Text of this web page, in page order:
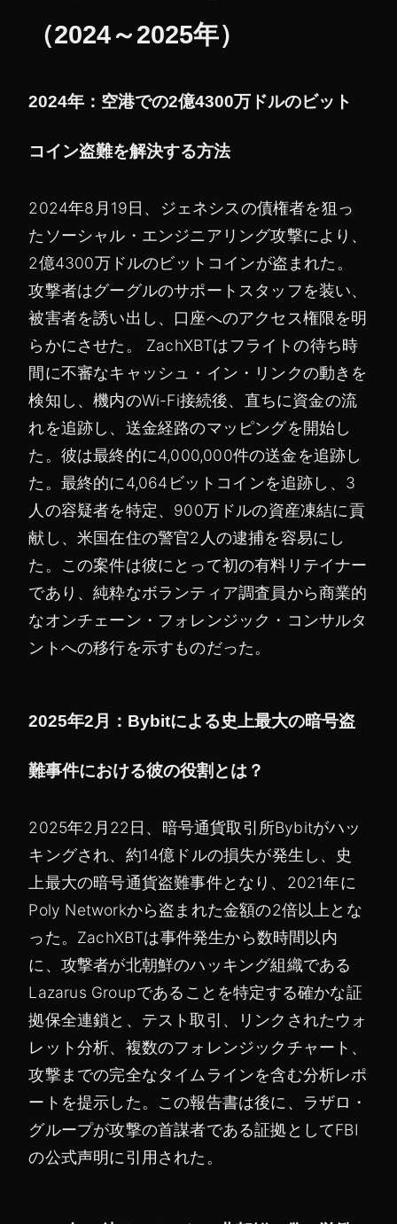
（2024～2025年）
2024年：空港での2億4300万ドルのビット
コイン盗難を解決する方法
2024年8月19日、ジェネシスの債権者を狙っ
たソーシャル・エンジニアリング攻撃により、
2億4300万ドルのビットコインが盗まれた。
攻撃者はグーグルのサポートスタッフを装い、
被害者を誘い出し、口座へのアクセス権限を明
らかにさせた。 ZachXBTはフライトの待ち時
間に不審なキャッシュ・イン・リンクの動きを
検知し、機内のWi-Fi接続後、直ちに資金の流
れを追跡し、送金経路のマッピングを開始し
た。彼は最終的に4,000,000件の送金を追跡し
た。最終的に4,064ビットコインを追跡し、3
人の容疑者を特定、900万ドルの資産凍結に貢
献し、米国在住の警官2人の逮捕を容易にし
た。この案件は彼にとって初の有料リテイナー
であり、純粋なボランティア調査員から商業的
なオンチェーン・フォレンジック・コンサルタ
ントへの移行を示すものだった。
2025年2月：Bybitによる史上最大の暗号盗
難事件における彼の役割とは？
2025年2月22日、暗号通貨取引所Bybitがハッ
キングされ、約14億ドルの損失が発生し、史
上最大の暗号通貨盗難事件となり、2021年に
Poly Networkから盗まれた金額の2倍以上とな
った。ZachXBTは事件発生から数時間以内
に、攻撃者が北朝鮮のハッキング組織である
Lazarus Groupであることを特定する確かな証
拠保全連鎖と、テスト取引、リンクされたウォ
レット分析、複数のフォレンジックチャート、
攻撃までの完全なタイムラインを含む分析レポ
ートを提示した。この報告書は後に、ラザロ・
グループが攻撃の首謀者である証拠としてFBI
の公式声明に引用された。